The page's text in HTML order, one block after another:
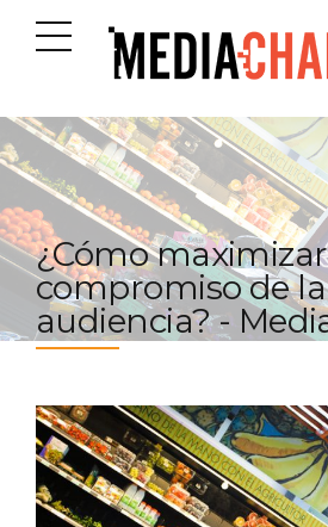
¿Cómo
compromiso de la
audiencia? -